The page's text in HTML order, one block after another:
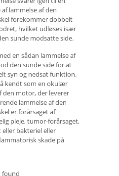
lammelse af den
forekommer dobbelt
hvilket udløses især
sunde modsatte side.
en sådan lammelse af
den sunde side for at
syn og nedsat funktion.
kendt som en okulær
den motor, der leverer
lammelse af den
er forårsaget af
pleje, tumor-forårsaget,
bakteriel eller
skade på
found